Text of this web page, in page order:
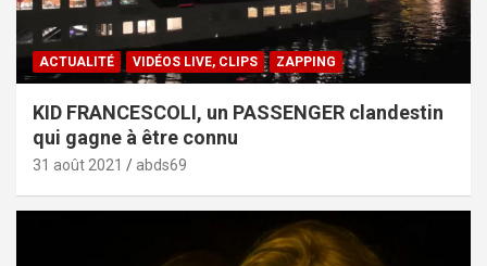
ACTUALITÉ VIDÉOS LIVE, CLIPS ZAPPING
KID FRANCESCOLI, un PASSENGER clandestin
qui gagne à être connu
31 août 2021 abds69